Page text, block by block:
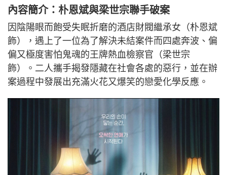
內容簡介：朴恩斌與梁世宗聯手破案
因陰陽眼而飽受失眠折磨的酒店財閥繼承女（朴恩斌
飾），遇上了一位為了解決未結案件而四處奔波、偏
偏又極度害怕鬼魂的王牌熱血檢察官（梁世宗
飾）。二人攜手揭發隱藏在社會各處的惡行，並在辦
案過程中發展出充滿火花又爆笑的戀愛化學反應。